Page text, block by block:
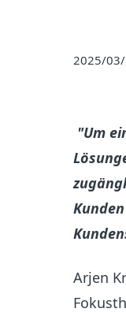
2025/
"Um
Arjen